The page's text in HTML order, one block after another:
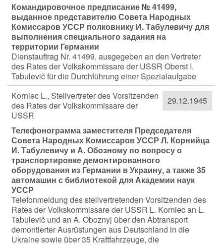
Командировочное предписание № 41499,
выданное представителю Совета Народных
Комиссаров УССР полковнику И. Табулевичу для
выполнения специального задания на
территории Германии
Dienstauftrag Nr. 41499, ausgegeben an den Vertreter
des Rates der Volkskommissare der USSR Oberst I.
Tabulevič für die Durchführung einer Spezialaufgabe
29.12.1945
Korniec L., Stellvertreter des Vorsitzenden
des Rates der Volkskommissare der
USSR
Телефонограмма заместителя Председателя
Совета Народных Комиссаров УССР Л. Корнийца
И. Табулевичу и А. Обозному по вопросу о
транспортировке демонтированного
оборудования из Германии в Украину, а также 35
автомашин с библиотекой для Академии наук
УССР
Telefonmeldung des stellvertretenden Vorsitzenden des
Rates der Volkskommissare der USSR L. Korniec an L.
Tabulevič und an A. Oboznyj über den Abtransport
demontierter Ausrüstungen aus Deutschland in die
Ukraine sowie über 35 Kraftfahrzeuge, die